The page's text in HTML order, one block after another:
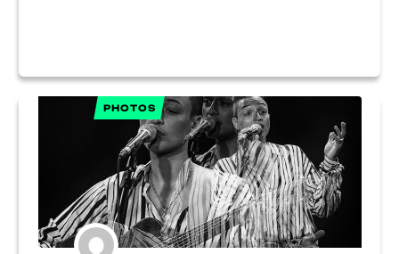
PHOTOS